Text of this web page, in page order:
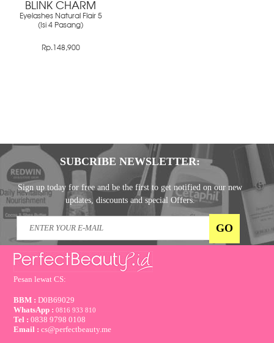
BLINK CHARM
Eyelashes Natural Flair 5
(Isi 4 Pasang)
Rp.148,900
SUBCRIBE NEWSLETTER:
Sign up today for free and be the first to get notified on our new
updates, discounts and special Offers.
Pesan lewat CS:
BBM : D0B69029
WhatsApp :0816 933 810
Tel :0838 9798 0108
Email :cs@perfectbeauty.me